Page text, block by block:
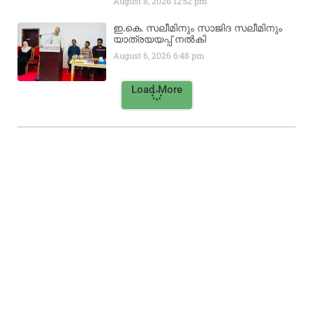
ഇ.കെ. സലീമിനും സാജിദ സലീമിനും
യാത്രയയപ്പ് നൽകി
August 6, 20266:48 pm
Load More